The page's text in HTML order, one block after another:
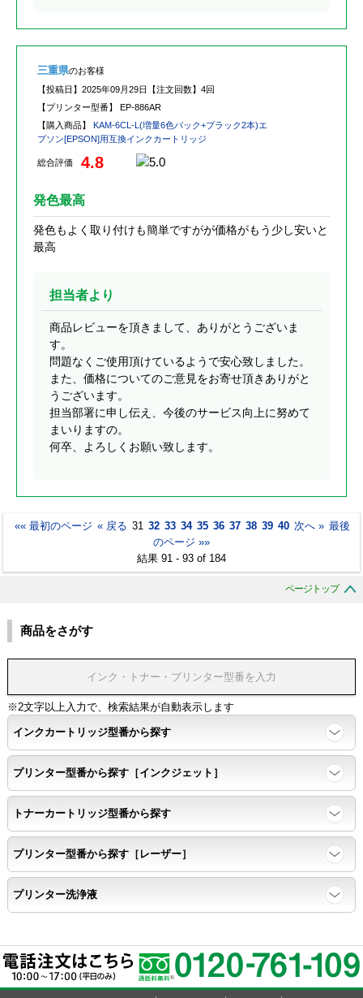
三重県のお客様
【投稿日】 2025年09月29日 【注文回数】 4回
【プリンター型番】 EP-886AR
【購入商品】 KAM-6CL-L(増量6色パック+ブラック2本)エ
プソン[EPSON]用互換インクカートリッジ
総合評価 4.8
発色最高
発色もよく取り付けも簡単ですがが価格がもう少し安いと
最高
担当者より
商品レビューを頂きまして、ありがとうございま
す。
問題なくご使用頂けているようで安心致しました。
また、価格についてのご意見をお寄せ頂きありがと
うございます。
担当部署に申し伝え、今後のサービス向上に努めて
まいりますの。
何卒、よろしくお願い致します。
«« 最初のページ « 戻る 31 32 33 34 35 36 37 38 39 40 次へ » 最後
のページ »»
結果 91 - 93 of 184
ページトップ
商品をさがす
※2文字以上入力で、検索結果が自動表示します
インクカートリッジ型番から探す
プリンター型番から探す［インクジェット］
トナーカートリッジ型番から探す
プリンター型番から探す［レーザー］
プリンター洗浄液